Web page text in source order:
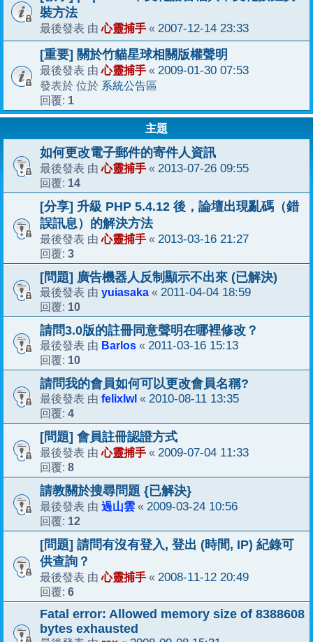
裝方法
最後發表 由心靈捕手 « 2007-12-14 23:33
[重要] 關於竹貓星球相關版權聲明
最後發表 由心靈捕手 « 2009-01-30 07:53
發表於 位於 系統公告區
回覆: 1
主題
如何更改電子郵件的寄件人資訊
最後發表 由心靈捕手 « 2013-07-26 09:55
回覆: 14
[分享] 升級 PHP 5.4.12 後，論壇出現亂碼（錯
誤訊息）的解決方法
最後發表 由心靈捕手 « 2013-03-16 21:27
回覆: 3
[問題] 廣告機器人反制顯示不出來 (已解決)
最後發表 由 yuiasaka « 2011-04-04 18:59
回覆: 10
請問3.0版的註冊同意聲明在哪裡修改？
最後發表 由 Barlos « 2011-03-16 15:13
回覆: 10
請問我的會員如何可以更改會員名稱?
最後發表 由 felixlwl « 2010-08-11 13:35
回覆: 4
[問題] 會員註冊認證方式
最後發表 由心靈捕手 « 2009-07-04 11:33
回覆: 8
請教關於搜尋問題 {已解決}
最後發表 由 過山雲 « 2009-03-24 10:56
回覆: 12
[問題] 請問有沒有登入, 登出 (時間, IP) 紀錄可
供查詢？
最後發表 由心靈捕手 « 2008-11-12 20:49
回覆: 6
Fatal error: Allowed memory size of 8388608
bytes exhausted